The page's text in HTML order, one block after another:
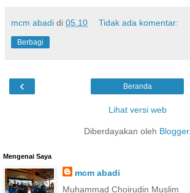
mcm abadi di 05.10 Tidak ada komentar:
Berbagi
‹ Beranda
Lihat versi web
Diberdayakan oleh Blogger.
Mengenai Saya
mcm abadi
Muhammad Choirudin Muslim